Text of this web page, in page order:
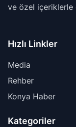
ve özel içeriklerle
Hızlı Linkler
Media
Rehber
Konya Haber
Kategoriler